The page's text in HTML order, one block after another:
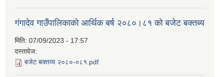
गंगादेव गाउँपालिकाको आर्थिक बर्ष २०८०।८१ को बजेट बक्तब्य
मिति: 07/09/2023 - 17:57
दस्तावेज:
बजेट बक्तव्य २०८०-०८१.pdf